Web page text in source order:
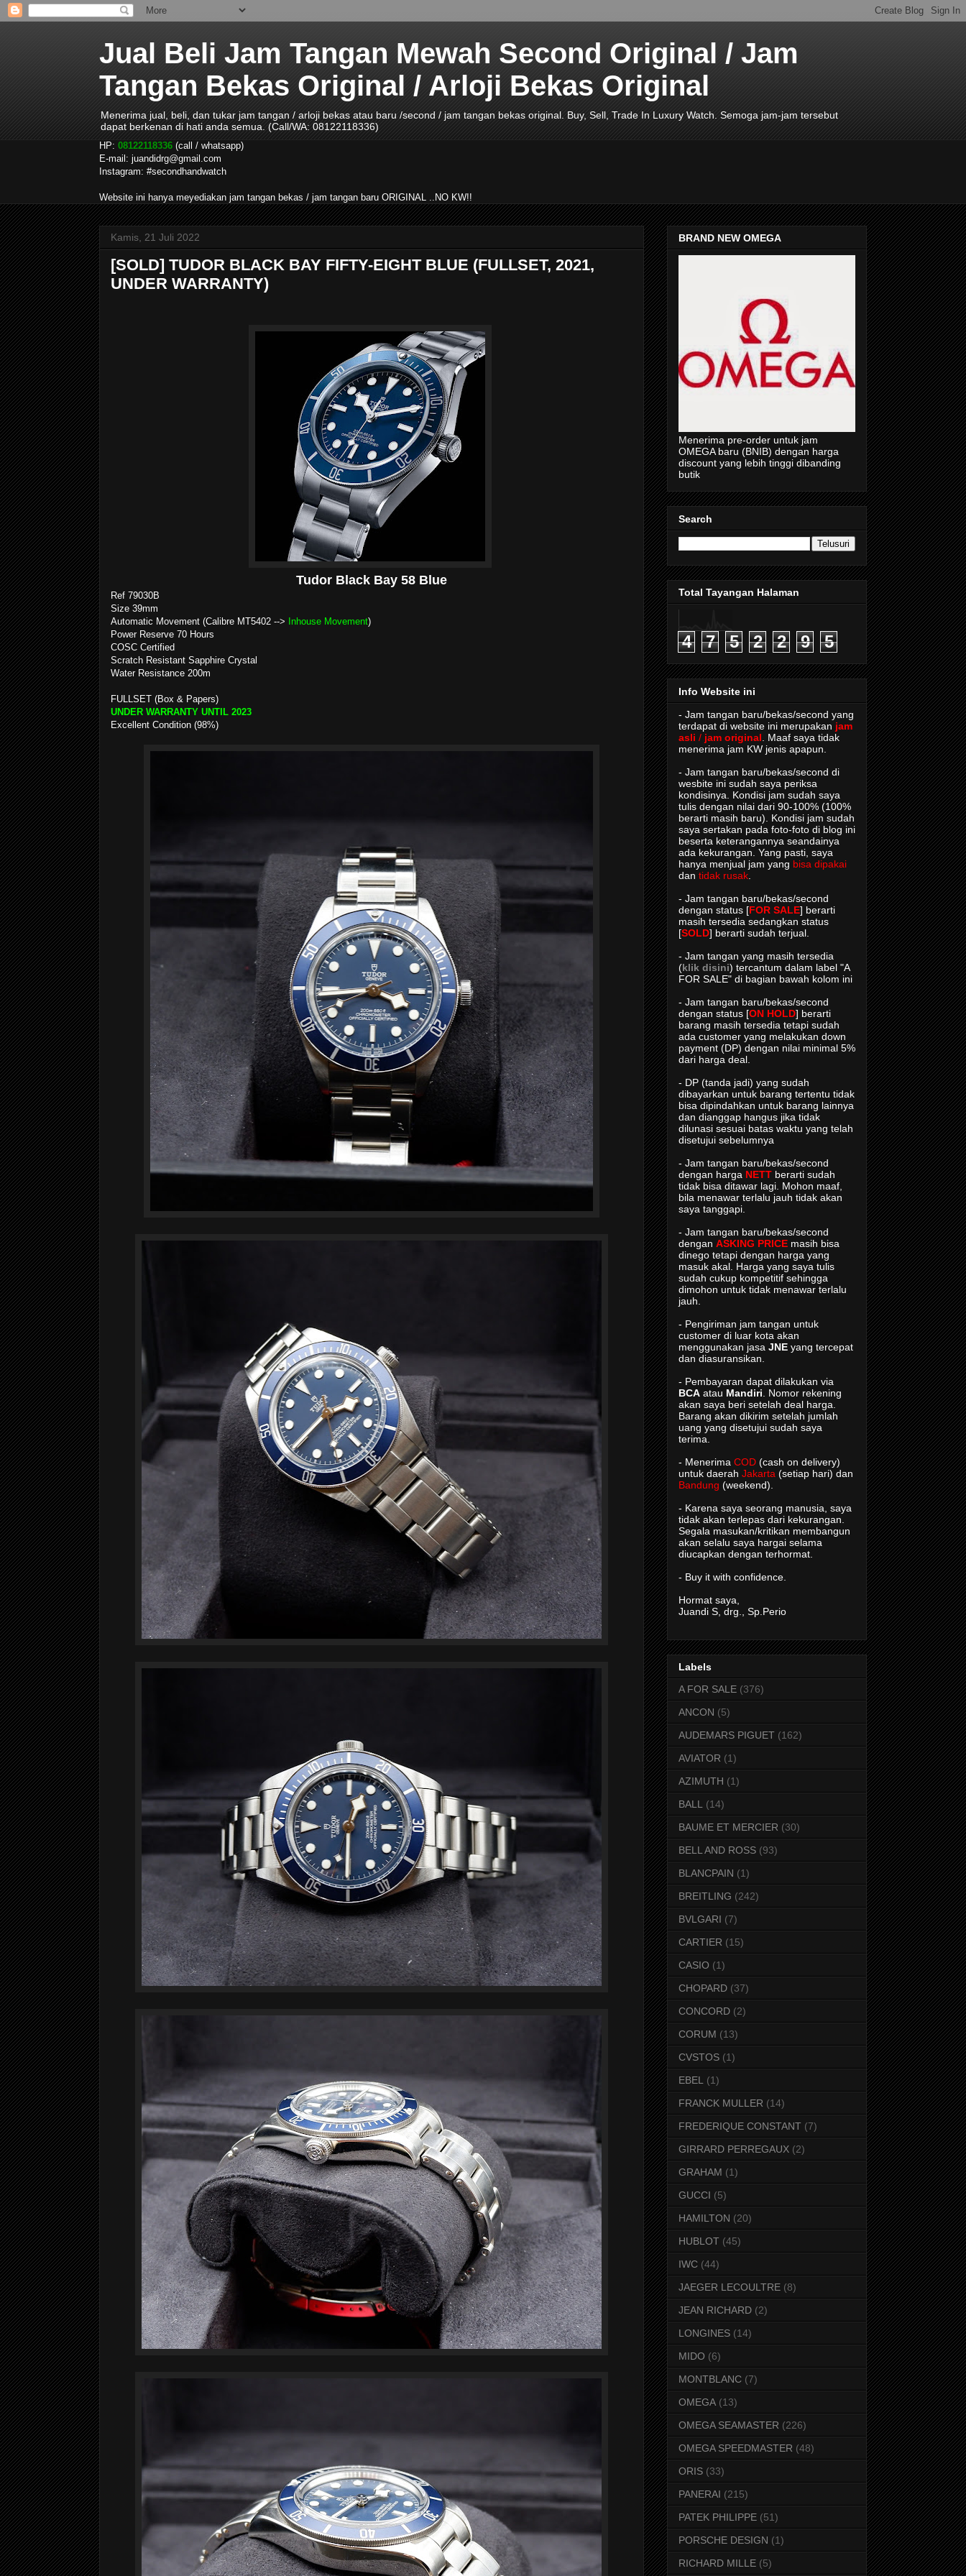
Jual Beli Jam Tangan Mewah Second Original / Jam
Tangan Bekas Original / Arloji Bekas Original
Menerima jual, beli, dan tukar jam tangan / arloji bekas atau baru /second / jam tangan bekas original. Buy, Sell, Trade In Luxury Watch. Semoga jam-jam tersebut
dapat berkenan di hati anda semua. (Call/WA: 08122118336)
HP: 08122118336 (call / whatsapp)
E-mail: juandidrg@gmail.com
Instagram: #secondhandwatch
Website ini hanya meyediakan jam tangan bekas / jam tangan baru ORIGINAL ..NO KW!!
Kamis, 21 Juli 2022
[SOLD] TUDOR BLACK BAY FIFTY-EIGHT BLUE (FULLSET, 2021,
UNDER WARRANTY)
Tudor Black Bay 58 Blue
Ref 79030B
Size 39mm
Automatic Movement (Calibre MT5402 --> Inhouse Movement)
Power Reserve 70 Hours
COSC Certified
Scratch Resistant Sapphire Crystal
Water Resistance 200m
FULLSET (Box & Papers)
UNDER WARRANTY UNTIL 2023
Excellent Condition (98%)
BRAND NEW OMEGA
Menerima pre-order untuk jam
OMEGA baru (BNIB) dengan harga
discount yang lebih tinggi dibanding
butik
Search
Total Tayangan Halaman
4 7 5 2 2 9 5
Info Website ini
- Jam tangan baru/bekas/second yang
terdapat di website ini merupakan jam
asli / jam original . Maaf saya tidak
menerima jam KW jenis apapun.
- Jam tangan baru/bekas/second di
wesbite ini sudah saya periksa
kondisinya. Kondisi jam sudah saya
tulis dengan nilai dari 90-100% (100%
berarti masih baru). Kondisi jam sudah
saya sertakan pada foto-foto di blog ini
beserta keterangannya seandainya
ada kekurangan. Yang pasti, saya
hanya menjual jam yang bisa dipakai
dan tidak rusak
- Jam tangan baru/bekas/second
dengan status [FOR SALE] berarti
masih tersedia sedangkan status
[SOLD] berarti sudah terjual.
- Jam tangan yang masih tersedia
(klik disini) tercantum dalam label "A
FOR SALE" di bagian bawah kolom ini
- Jam tangan baru/bekas/second
dengan status [ON HOLD] berarti
barang masih tersedia tetapi sudah
ada customer yang melakukan down
payment (DP) dengan nilai minimal 5%
dari harga deal.
- DP (tanda jadi) yang sudah
dibayarkan untuk barang tertentu tidak
bisa dipindahkan untuk barang lainnya
dan dianggap hangus jika tidak
dilunasi sesuai batas waktu yang telah
disetujui sebelumnya
- Jam tangan baru/bekas/second
dengan harga NETT berarti sudah
tidak bisa ditawar lagi. Mohon maaf,
bila menawar terlalu jauh tidak akan
saya tanggapi.
- Jam tangan baru/bekas/second
dengan ASKING PRICE masih bisa
dinego tetapi dengan harga yang
masuk akal. Harga yang saya tulis
sudah cukup kompetitif sehingga
dimohon untuk tidak menawar terlalu
jauh.
- Pengiriman jam tangan untuk
customer di luar kota akan
menggunakan jasa JNE yang tercepat
dan diasuransikan.
- Pembayaran dapat dilakukan via
BCA atau Mandiri . Nomor rekening
akan saya beri setelah deal harga.
Barang akan dikirim setelah jumlah
uang yang disetujui sudah saya
terima.
- Menerima COD (cash on delivery)
untuk daerah Jakarta (setiap hari) dan
Bandung (weekend).
- Karena saya seorang manusia, saya
tidak akan terlepas dari kekurangan.
Segala masukan/kritikan membangun
akan selalu saya hargai selama
diucapkan dengan terhormat.
- Buy it with confidence.
Hormat saya,
Juandi S, drg., Sp.Perio
Labels
A FOR SALE (376)
ANCON (5)
AUDEMARS PIGUET (162)
AVIATOR (1)
AZIMUTH (1)
BALL
(14)
BAUME ET MERCIER (30)
BELL AND ROSS (93)
BLANCPAIN (1)
BREITLING (242)
BVLGARI (7)
CARTIER (15)
CASIO (1)
CHOPARD (37)
CONCORD (2)
CORUM (13)
CVSTOS (1)
EBEL
(1)
FRANCK MULLER (14)
FREDERIQUE CONSTANT (7)
GIRRARD PERREGAUX (2)
GRAHAM (1)
GUCCI (5)
HAMILTON (20)
HUBLOT (45)
IWC (44)
JAEGER LECOULTRE (8)
JEAN RICHARD (2)
LONGINES (14)
MIDO (6)
MONTBLANC (7)
OMEGA (13)
OMEGA SEAMASTER (226)
OMEGA SPEEDMASTER (48)
ORIS (33)
PANERAI (215)
PATEK PHILIPPE (51)
PORSCHE DESIGN (1)
RICHARD MILLE (5)